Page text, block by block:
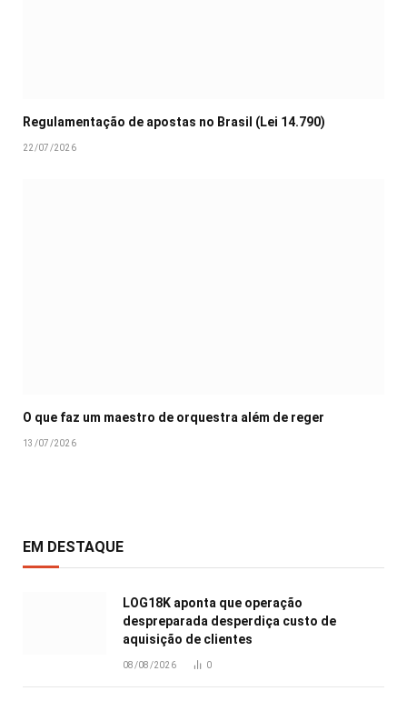
Regulamentação de apostas no Brasil (Lei 14.790)
22/07/2026
O que faz um maestro de orquestra além de reger
13/07/2026
EM DESTAQUE
LOG18K aponta que operação
despreparada desperdiça custo de
aquisição de clientes
08/08/2026 0